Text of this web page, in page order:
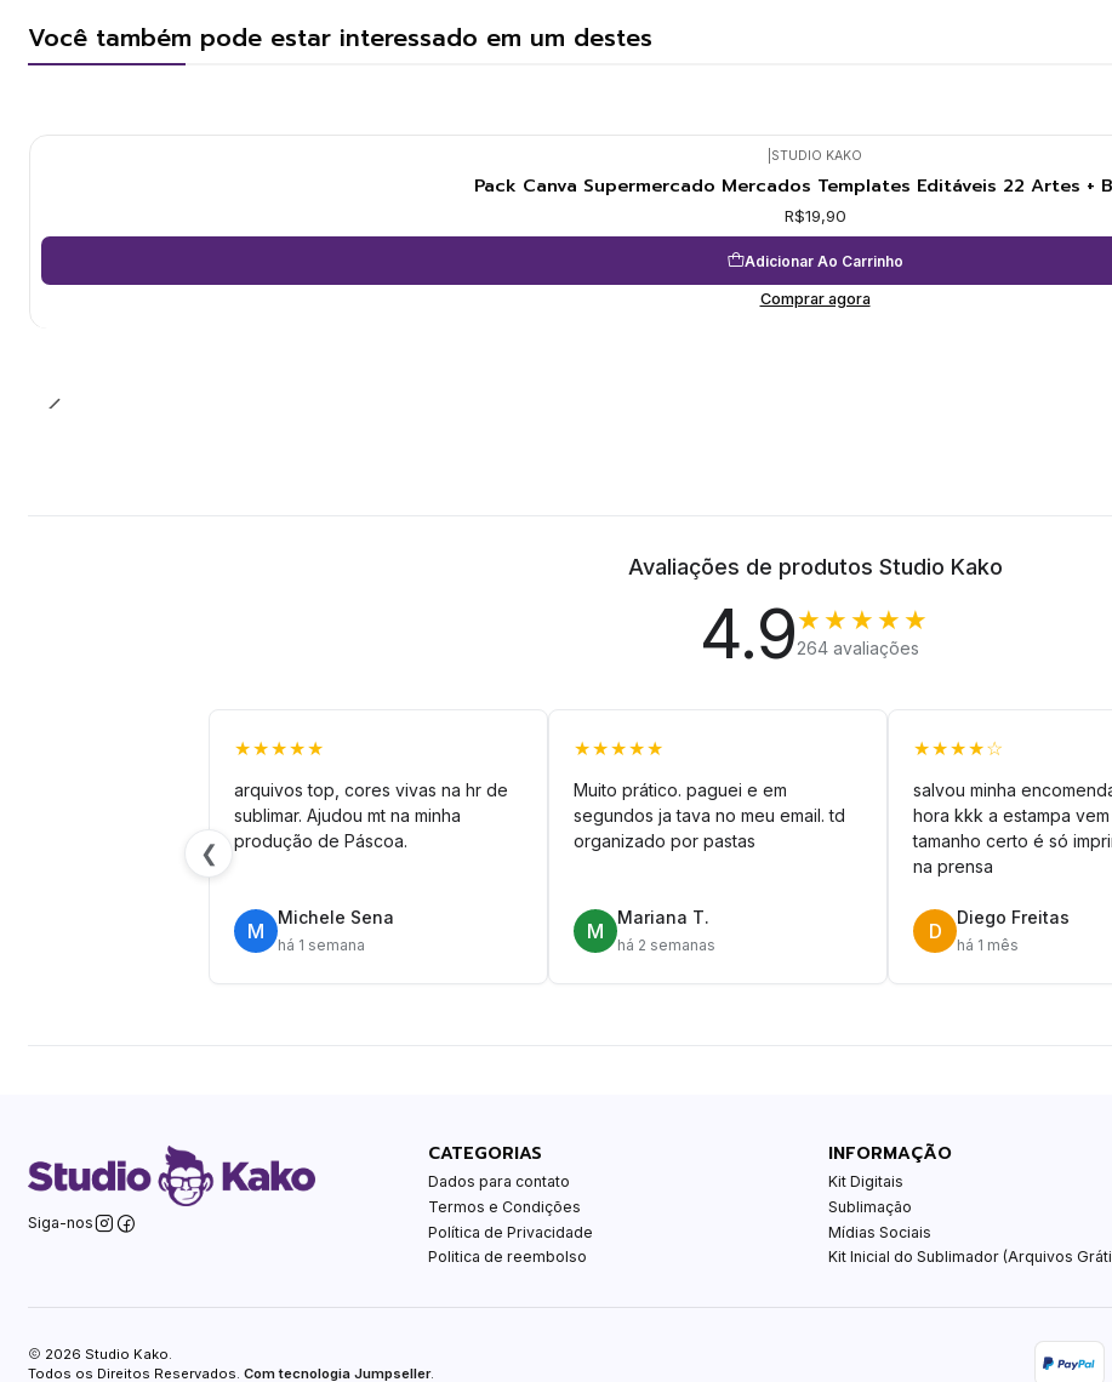
Você também pode estar interessado em um destes
STUDIO KAKO
Pack Canva Supermercado Mercados Templates Editáveis 22 Artes +
R$19,90
Adicionar Ao Carrinho
Comprar agora
Avaliações de produtos Studio Kako
4.9★★★★★
264 avaliações
❮
★★★★★
arquivos top, cores vivas na hr de
sublimar. Ajudou mt na minha
produção de Páscoa.
M
Michele Sena
há 1 semana
★★★★★
Muito prático. paguei e em
segundos ja tava no meu email. td
organizado por pastas
M
Mariana T.
há 2 semanas
★★★★☆
salvou minha
hora kkk a estampa
tamanho certo é só
na prensa
D
Diego Freitas
há 1 mês
Siga-nos
CATEGORIAS
Dados para contato
Termos e Condições
Política de Privacidade
Politica de reembolso
INFORMAÇÃO
Kit Digitais
Sublimação
Mídias Sociais
Kit Inicial do Sublimador (Arquivos
2026 Studio Kako.
Todos os Direitos Reservados. Com tecnologia Jumpseller.